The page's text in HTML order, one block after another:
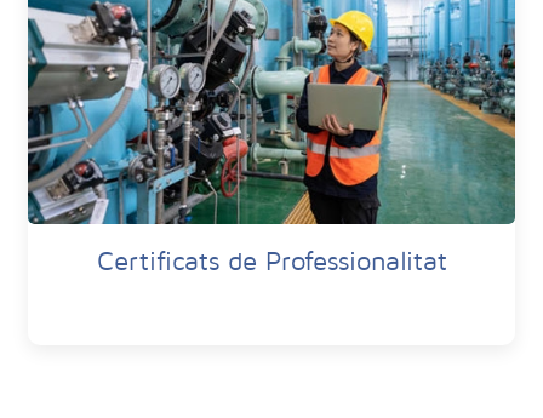
Certificats de Professionalitat